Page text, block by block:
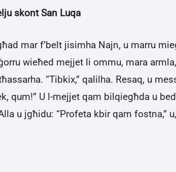
skont San Luqa
mar f’belt jisimha Najn, u marru
wieħed mejjet li ommu, mara
“Tibkix,” qalilha. Resaq, u
qum!” U l-mejjet qam bilqiegħda u
u jgħidu: “Profeta kbir qam fostna,”